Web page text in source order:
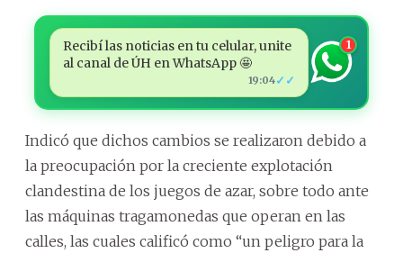
Recibí las noticias en tu celular, unite
al canal de ÚH en WhatsApp 🤩
19:04✓✓
1
Indicó que dichos cambios se realizaron debido a
la preocupación por la creciente explotación
clandestina de los juegos de azar, sobre todo ante
las máquinas tragamonedas que operan en las
calles, las cuales calificó como “un peligro para la